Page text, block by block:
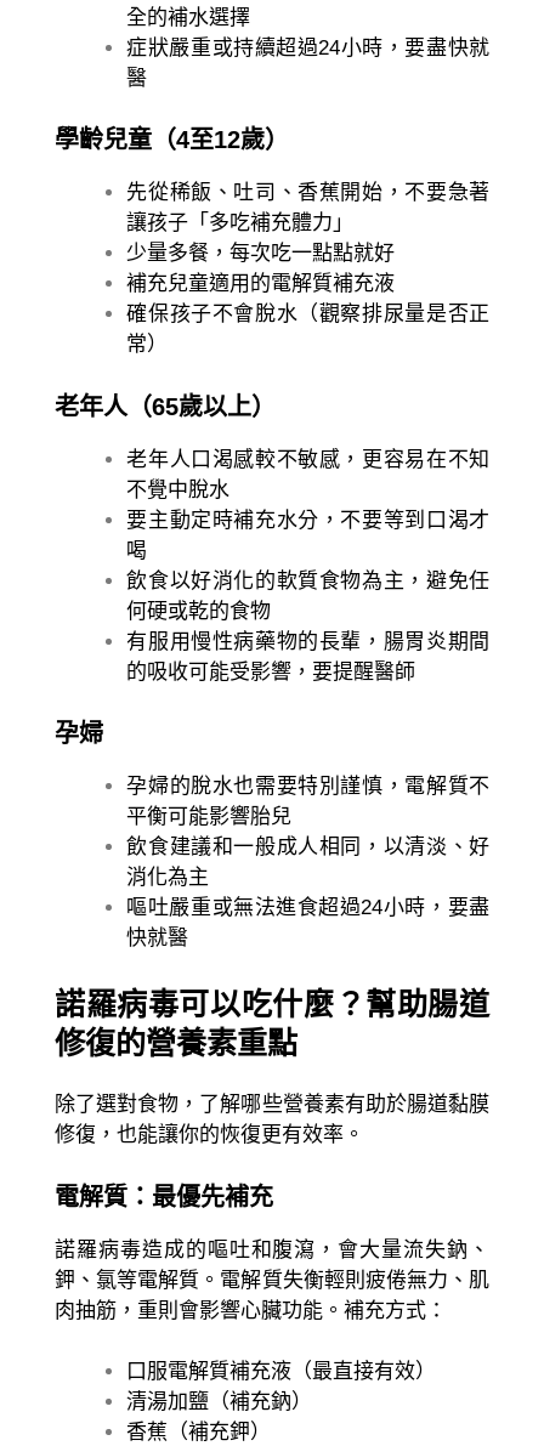
全的補水選擇
症狀嚴重或持續超過24小時，要盡快就
醫
學齡兒童（4至12歲）
先從稀飯、吐司、香蕉開始，不要急著
讓孩子「多吃補充體力」
少量多餐，每次吃一點點就好
補充兒童適用的電解質補充液
確保孩子不會脫水（觀察排尿量是否正
常）
老年人（65歲以上）
老年人口渴感較不敏感，更容易在不知
不覺中脫水
要主動定時補充水分，不要等到口渴才
喝
飲食以好消化的軟質食物為主，避免任
何硬或乾的食物
有服用慢性病藥物的長輩，腸胃炎期間
的吸收可能受影響，要提醒醫師
孕婦
孕婦的脫水也需要特別謹慎，電解質不
平衡可能影響胎兒
飲食建議和一般成人相同，以清淡、好
消化為主
嘔吐嚴重或無法進食超過24小時，要盡
快就醫
諾羅病毒可以吃什麼？幫助腸道
修復的營養素重點
除了選對食物，了解哪些營養素有助於腸道黏膜
修復，也能讓你的恢復更有效率。
電解質：最優先補充
諾羅病毒造成的嘔吐和腹瀉，會大量流失鈉、
鉀、氯等電解質。電解質失衡輕則疲倦無力、肌
肉抽筋，重則會影響心臟功能。補充方式：
口服電解質補充液（最直接有效）
清湯加鹽（補充鈉）
香蕉（補充鉀）